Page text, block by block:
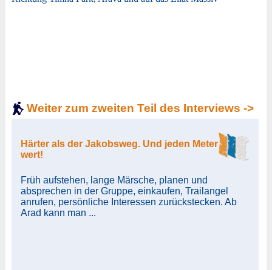
Weiter zum zweiten Teil des Interviews ->
Härter als der Jakobsweg. Und jeden Meter
wert!
Früh aufstehen, lange Märsche, planen und
absprechen in der Gruppe, einkaufen, Trailangel
anrufen, persönliche Interessen zurückstecken. Ab
Arad kann man ...